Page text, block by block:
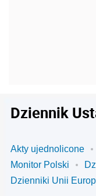
Dziennik
Akty ujednolicone
Monitor Polski
Dzienniki Unii